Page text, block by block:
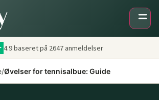
4.9 baseret på 2647 anmeldelser
/Øvelser for tennisalbue: Guide